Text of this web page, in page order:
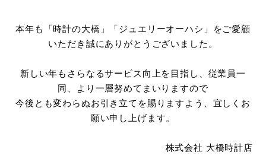
本年も「時計の大橋」「ジュエリーオーハシ」をご愛顧
いただき誠にありがとうございました。
新しい年もさらなるサービス向上を目指し、従業員一
同、より一層努めてまいりますので
今後とも変わらぬお引き立てを賜りますよう、宜しくお
願い申し上げます。
株式会社 大橋時計店